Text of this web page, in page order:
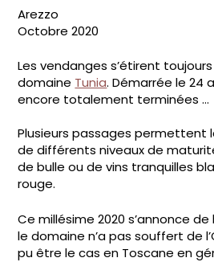
Arezzo
Octobre 2020
Les vendanges s’étirent
domaine Tunia. Démarrée le 24
encore totalement terminées …
Plusieurs passages permettent
de différents niveaux de
de bulle ou de vins tranquilles
rouge.
Ce millésime 2020 s’annonce
le domaine n’a pas souffert de
pu être le cas en Toscane en